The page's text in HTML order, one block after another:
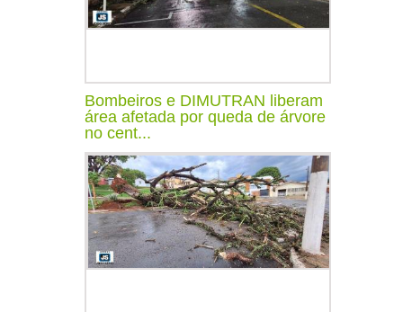
Bombeiros e DIMUTRAN liberam
área afetada por queda de árvore
no cent...